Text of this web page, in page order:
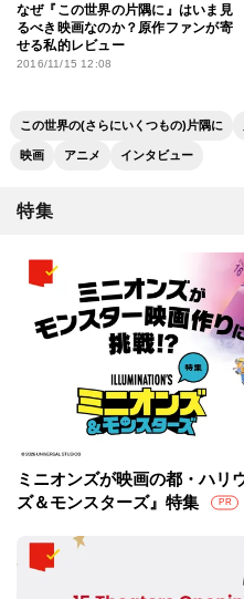
なぜ『この世界の片隅に』はいま見
るべき映画なのか？原作ファンが寄
せる私的レビュー
2016/11/15 12:08
この世界の(さらにいくつもの)片隅に
映画 アニメ インタビュー
特集
ミニオンズが映画の都・ハリ
ズ＆モンスターズ』特集
PR